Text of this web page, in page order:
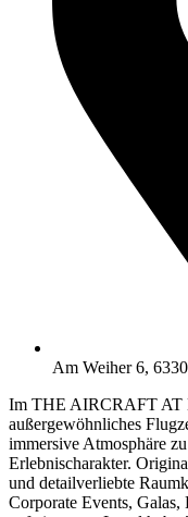
Am Weiher 6,
Im THE AIRCRAFT AT
außergewöhnliches
immersive Atmosphäre
Erlebnischarakter.
und detailverliebte
Corporate Events,